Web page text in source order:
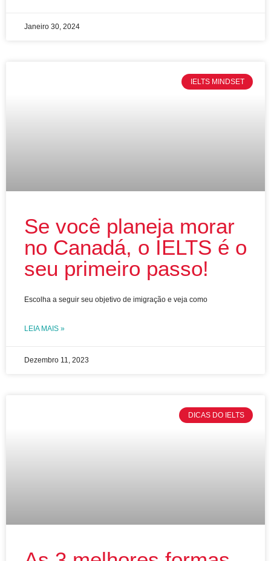
Janeiro 30, 2024
IELTS MINDSET
Se você planeja morar
no Canadá, o IELTS é o
seu primeiro passo!
Escolha a seguir seu objetivo de imigração e veja como
LEIA MAIS »
Dezembro 11, 2023
DICAS DO IELTS